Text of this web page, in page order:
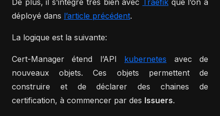
déployé dans l’article précédent.
La logique est la suivante:
Cert-Manager étend l’API kubernetes avec de
nouveaux objets. Ces objets permettent de
construire et de déclarer des chaines de
certification, à commencer par des Issuers.